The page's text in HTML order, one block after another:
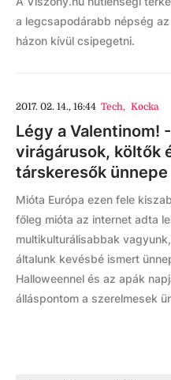
a legcsapodárabb népség
házon kívül csipegetni.
2017. 02. 14., 16:44 Tech, Kocka
Légy a Valentinom!
virágárusok, költők
társkeresők ünnepe
Mióta Európa ezen fele
főleg mióta az internet adta
multikulturálisabbak
általunk kevésbé ismert
Halloweennel és az apák
álláspontom a szerelmesek